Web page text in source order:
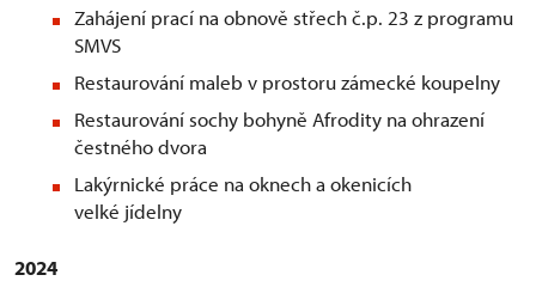
Zahájení prací na obnově střech č.p. 23 z programu
SMVS
Restaurování maleb v prostoru zámecké koupelny
Restaurování sochy bohyně Afrodity na ohrazení
čestného dvora
Lakýrnické práce na oknech a okenicích
velké jídelny
2024